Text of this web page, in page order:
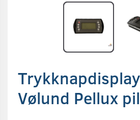
Vølund Pellux